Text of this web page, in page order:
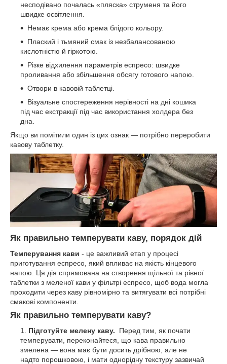
несподівано почалась «пляска» струменя та його
швидке освітлення.
Немає крема або крема блідого кольору.
Плаский і тьмяний смак із незбалансованою
кислотністю й гіркотою.
Різке відхилення параметрів еспресо: швидке
проливання або збільшення обсягу готового напою.
Отвори в кавовій таблетці.
Візуальне спостереження нерівності на дні кошика
під час екстракції під час використання холдера без
дна.
Якщо ви помітили один із цих ознак — потрібно переробити
кавову таблетку.
Як правильно темперувати каву, порядок дій
Темперування кави - це важливий етап у процесі
приготування еспресо, який впливає на якість кінцевого
напою. Ця дія спрямована на створення щільної та рівної
таблетки з меленої кави у фільтрі еспресо, щоб вода могла
проходити через каву рівномірно та витягувати всі потрібні
смакові компоненти.
Як правильно темперувати каву?
Підготуйте мелену каву.
Перед тим, як почати
темперувати, переконайтеся, що кава правильно
змелена — вона має бути досить дрібною, але не
надто порошковою, і мати однорідну текстуру зазвичай